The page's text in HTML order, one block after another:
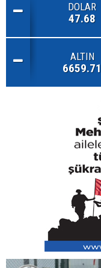
DOLAR
47.68
ALTIN
6659.71